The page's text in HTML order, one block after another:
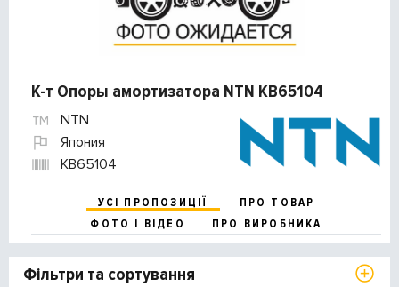
К-т Опоры амортизатора NTN KB65104
NTN
Япония
KB65104
УСІ ПРОПОЗИЦІЇ
ПРО ТОВАР
ФОТО І ВІДЕО
ПРО ВИРОБНИКА
Фільтри та сортування